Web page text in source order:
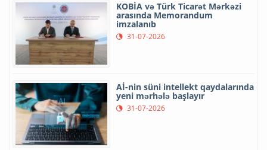
KOBİA və Türk Ticarət Mərkəzi
arasında Memorandum
imzalanıb
31-07-2026
Aİ-nin süni intellekt qaydalarında
yeni mərhələ başlayır
31-07-2026